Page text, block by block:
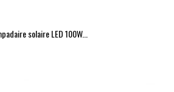
solaire LED 100W...